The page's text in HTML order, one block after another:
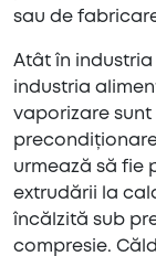
sau de
Atât în
industria
vaporizare
urmează să fie
extrudării la
încălzită sub
compresie.